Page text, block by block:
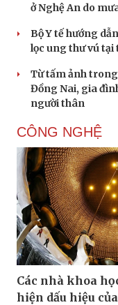
ở Nghệ An do
Bộ Y tế hướng
lọc ung thư vú tại
Từ tấm ảnh
Đồng Nai, gia
người thân
CÔNG NGHỆ
Các nhà khoa
hiện dấu hiệu